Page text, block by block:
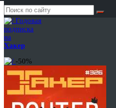
Годовая
подписка
на
Хакер
-50%